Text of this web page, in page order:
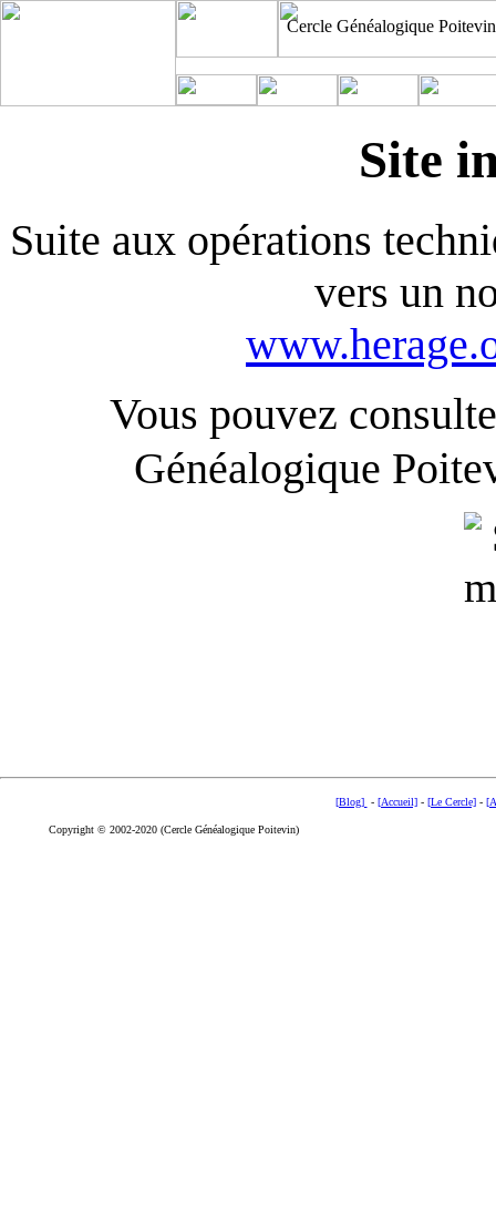
Cercle Généalogique Poitevin
Site
Suite aux opérations
vers un
Vous pouvez
Généalogique
[Blog] - [Accueil]- [Le Cercle]-
Copyright © 2002-2020 (Cercle Généalogique Poitevin)